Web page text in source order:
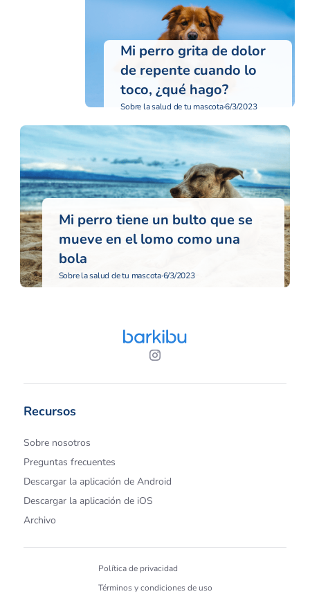
Mi perro grita de dolor
de repente cuando lo
toco, ¿qué hago?
Sobre la salud de tu mascota·6/3/2023
Mi perro tiene un bulto que se
mueve en el lomo como una
bola
Sobre la salud de tu mascota·6/3/2023
Recursos
Sobre nosotros
Preguntas frecuentes
Descargar la aplicación de Android
Descargar la aplicación de iOS
Archivo
Política de privacidad
Términos y condiciones de uso